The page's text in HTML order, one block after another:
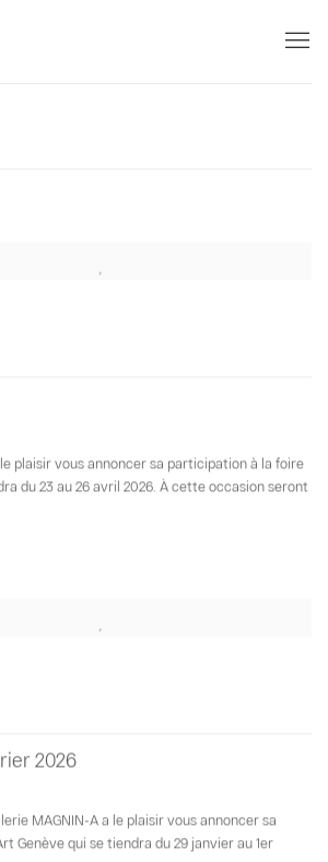
plaisir vous annoncer sa participation à la foire
du 23 au 26 avril 2026. À cette occasion seront
2026
MAGNIN-A a le plaisir vous annoncer sa
Genève qui se tiendra du 29 janvier au 1er